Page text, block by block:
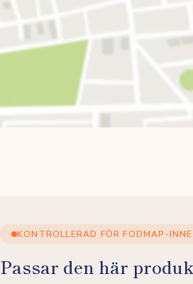
KONTROLLERAD FÖR FODMAP-
Passar den här